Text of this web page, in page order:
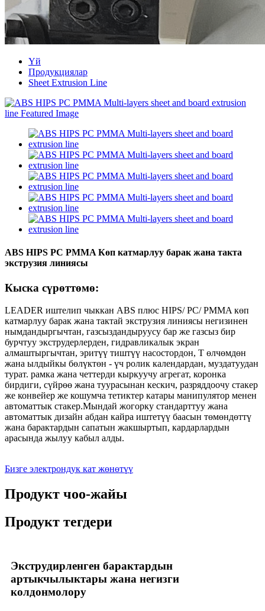
Үй
Продукциялар
Sheet Extrusion Line
ABS HIPS PC PMMA Көп катмарлуу барак жана такта
экструзия линиясы
Кыска сүрөттөмө:
LEADER иштелип чыккан ABS плюс HIPS/ PC/ PMMA көп
катмарлуу барак жана тактай экструзия линиясы негизинен
нымдандыргычтан, газсыздандыруусу бар же газсыз бир
бурчтуу экструдерлерден, гидравликалык экран
алмаштыргычтан, эритүү тиштүү насостордон, Т өлчөмдөн
жана ылдыйкы бөлүктөн - үч ролик календардан, муздатуудан
турат. рамка жана четтерди кыркуучу агрегат, коронка
бирдиги, сүйрөө жана туурасынан кескич, разряддоочу стакер
же конвейер же кошумча тетиктер катары манипулятор менен
автоматтык стакер.Мындай жогорку стандарттуу жана
автоматтык дизайн абдан кайра иштетүү баасын төмөндөттү
жана барактардын сапатын жакшыртып, кардарлардын
арасында жылуу кабыл алды.
Бизге электрондук кат жөнөтүү
Продукт чоо-жайы
Продукт тегдери
Экструдирленген барактардын
артыкчылыктары жана негизги
колдонмолору